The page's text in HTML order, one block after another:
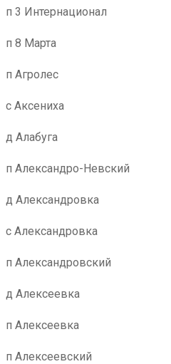
п 3 Интернационал
п 8 Марта
п Агролес
с Аксениха
д Алабуга
п Александро-Невский
д Александровка
с Александровка
п Александровский
д Алексеевка
п Алексеевка
п Алексеевский